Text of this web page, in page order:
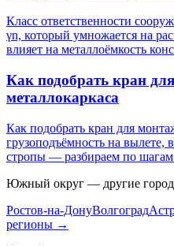
Класс ответственности
γn, который умножается на
влияет на металлоёмкость
Как подобрать кран
металлокаркаса
Как подобрать кран для
грузоподъёмность на вылете,
стропы — разбираем по
Южный округ — другие
Ростов-на-ДонуВолгоград
регионы →